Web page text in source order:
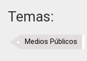
Temas:
Medios Públicos